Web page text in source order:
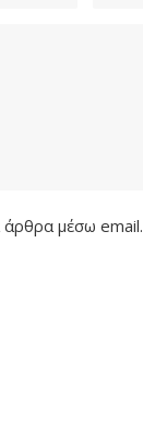
άρθρα μέσω email.